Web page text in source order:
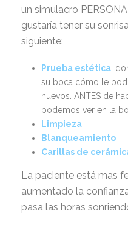
un simulacro
gustaría tener su
siguiente:
Prueba estética,
su boca cómo le
nuevos. ANTES de
podemos ver en la
Limpieza
Blanqueamiento
Carillas de
La paciente está mas
aumentado la
pasa las horas